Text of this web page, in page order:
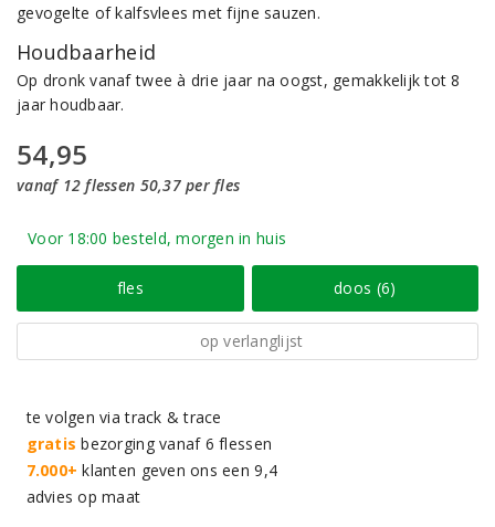
gevogelte of kalfsvlees met fijne sauzen.
Houdbaarheid
Op dronk vanaf twee à drie jaar na oogst, gemakkelijk tot 8
jaar houdbaar.
54,95
vanaf 12 flessen 50,37 per fles
Voor 18:00 besteld, morgen in huis
fles doos (6)
op verlanglijst
te volgen via track & trace
gratis bezorging vanaf 6 flessen
7.000+ klanten geven ons een 9,4
advies op maat